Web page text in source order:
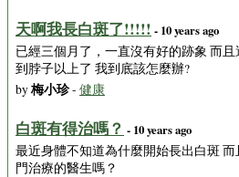
天啊我長白斑了!!!!! - 10 years ago
已經三個月了，一直沒有好的跡象 而
到脖子以上了 我到底該怎麼辦?
by梅小珍- 健康
白斑有得治嗎？ - 10 years ago
最近身體不知道為什麼開始長出白斑
門治療的醫生嗎？